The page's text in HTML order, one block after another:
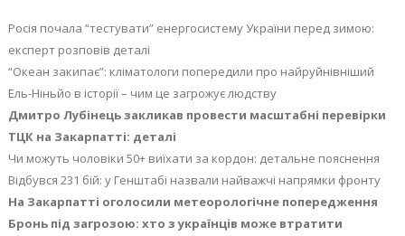
Росія почала “тестувати” енергосистему України перед зимою:
експерт розповів деталі
“Океан закипає”: кліматологи попередили про найруйнівніший
Ель-Ніньйо в історії – чим це загрожує людству
Дмитро Лубінець закликав провести масштабні перевірки
ТЦК на Закарпатті: деталі
Чи можуть чоловіки 50+ виїхати за кордон: детальне пояснення
Відбувся 231 бій: у Генштабі назвали найважчі напрямки фронту
На Закарпатті оголосили метеорологічне попередження
Бронь під загрозою: хто з українців може втратити